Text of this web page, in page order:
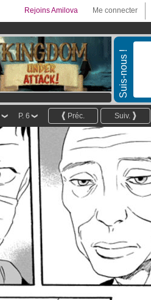
Me connecter
Rejoins Amilova
Suis-nous !
Suiv.
Préc.
P. 6